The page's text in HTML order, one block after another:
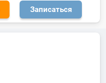
Записаться